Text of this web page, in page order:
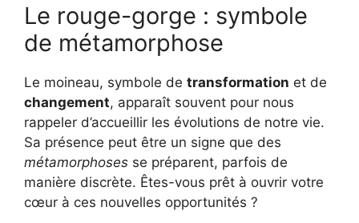
Le rouge-gorge : symbole
de métamorphose
Le moineau, symbole de transformation et de
changement, apparaît souvent pour nous
rappeler d’accueillir les évolutions de notre vie.
Sa présence peut être un signe que des
métamorphoses se préparent, parfois de
manière discrète. Êtes-vous prêt à ouvrir votre
cœur à ces nouvelles opportunités ?